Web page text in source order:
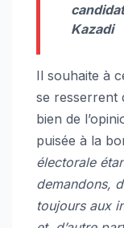
Kazadi
Il souhaite à
se resserrent
bien de
puisée à la
électorale
demandons,
toujours aux